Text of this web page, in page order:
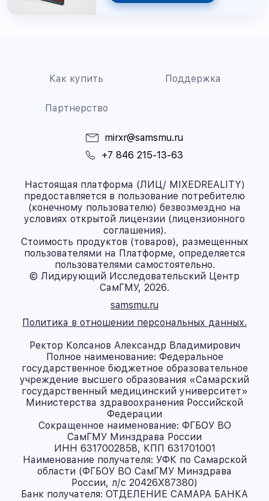
Как купить Поддержка
Партнерство
mirxr@samsmu.ru
+7 846 215-13-63
Настоящая платформа (ЛИЦ/ MIXEDREALITY)
предоставляется в пользование потребителю
(конечному пользователю) безвозмездно на
условиях открытой лицензии (лицензионного
соглашения).
Стоимость продуктов (товаров), размещенных
пользователями на Платформе, определяется
пользователями самостоятельно.
© Лидирующий Исследовательский Центр
СамГМУ, 2026.
samsmu.ru
Политика в отношении персональных данных.
Ректор Колсанов Александр Владимирович
Полное наименование: Федеральное
государственное бюджетное образовательное
учреждение высшего образования «Самарский
государственный медицинский университет»
Министерства здравоохранения Российской
Федерации
Сокращенное наименование: ФГБОУ ВО
СамГМУ Минздрава России
ИНН 6317002858, КПП 631701001
Наименование получателя: УФК по Самарской
области (ФГБОУ ВО СамГМУ Минздрава
России, л/с 20426X87380)
Банк получателя: ОТДЕЛЕНИЕ САМАРА БАНКА